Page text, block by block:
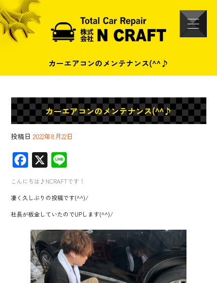
カーエアコンのメンテナンス(^^♪
カーエアコンのメンテナンス(^^♪
投稿日 2022年8月22日
F
ac
e
b
o
ok
X
ne
こんにちは♪NCRAFTです！
凄く久しぶりの投稿です(^^)/
社長が板金していたのでUPします(^^)/